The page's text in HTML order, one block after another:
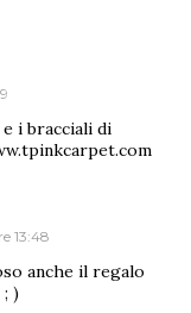
i bracciali di
13:48
anche il regalo
)